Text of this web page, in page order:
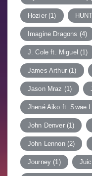
Hozier(1)
Imagine Dragons (4)
J. Cole ft. Miguel (1)
James Arthur(1)
Jason Mraz (1)
Jhené Aiko ft. Swae
John Denver(1)
John Lennon(2)
Journey (1)